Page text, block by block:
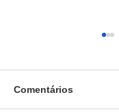
Comentários